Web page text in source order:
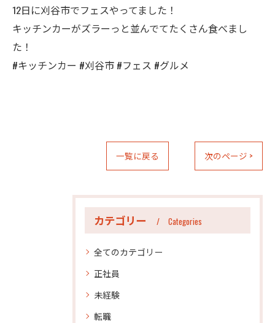
12日に刈谷市でフェスやってました！
キッチンカーがズラーっと並んでてたくさん食べまし
た！
#キッチンカー #刈谷市 #フェス #グルメ
一覧に戻る 次のページ >
カテゴリー Categories
全てのカテゴリー
正社員
未経験
転職